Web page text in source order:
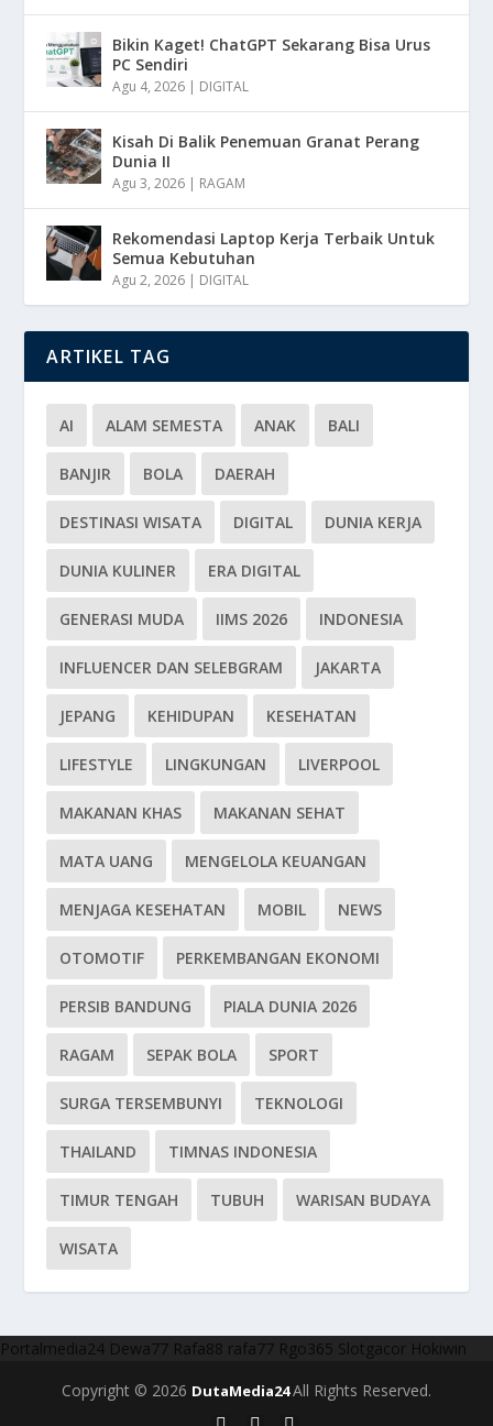
Bikin Kaget! ChatGPT Sekarang Bisa Urus
PC Sendiri
Agu 4, 2026 | DIGITAL
Kisah Di Balik Penemuan Granat Perang
Dunia II
Agu 3, 2026 | RAGAM
Rekomendasi Laptop Kerja Terbaik Untuk
Semua Kebutuhan
Agu 2, 2026 | DIGITAL
ARTIKEL TAG
AI ALAM SEMESTA ANAK BALI
BANJIR BOLA DAERAH
DESTINASI WISATA DIGITAL DUNIA KERJA
DUNIA KULINER ERA DIGITAL
GENERASI MUDA IIMS 2026 INDONESIA
INFLUENCER DAN SELEBGRAM JAKARTA
JEPANG KEHIDUPAN KESEHATAN
LIFESTYLE LINGKUNGAN LIVERPOOL
MAKANAN KHAS MAKANAN SEHAT
MATA UANG MENGELOLA KEUANGAN
MENJAGA KESEHATAN MOBIL NEWS
OTOMOTIF PERKEMBANGAN EKONOMI
PERSIB BANDUNG PIALA DUNIA 2026
RAGAM SEPAK BOLA SPORT
SURGA TERSEMBUNYI TEKNOLOGI
THAILAND TIMNAS INDONESIA
TIMUR TENGAH TUBUH WARISAN BUDAYA
WISATA
Portalmedia24 Dewa77 Rafa88 rafa77 Rgo365 Slotgacor Hokiwin
Copyright © 2026 DutaMedia24All Rights Reserved.